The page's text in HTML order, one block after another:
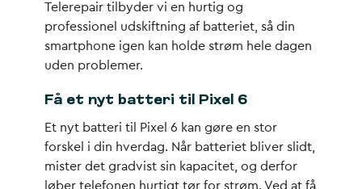
Telerepair tilbyder vi en hurtig og
professionel udskiftning af batteriet, så din
smartphone igen kan holde strøm hele dagen
uden problemer.
Få et nyt batteri til Pixel 6
Et nyt batteri til Pixel 6 kan gøre en stor
forskel i din hverdag. Når batteriet bliver slidt,
mister det gradvist sin kapacitet, og derfor
løber telefonen hurtigt tør for strøm. Ved at få